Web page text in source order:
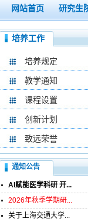
网站首页 研究生
培养工作
培养规定
教学通知
课程设置
创新计划
致远荣誉
通知公告
AI赋能医学科研 开...
2026年秋季学期研...
关于上海交通大学...